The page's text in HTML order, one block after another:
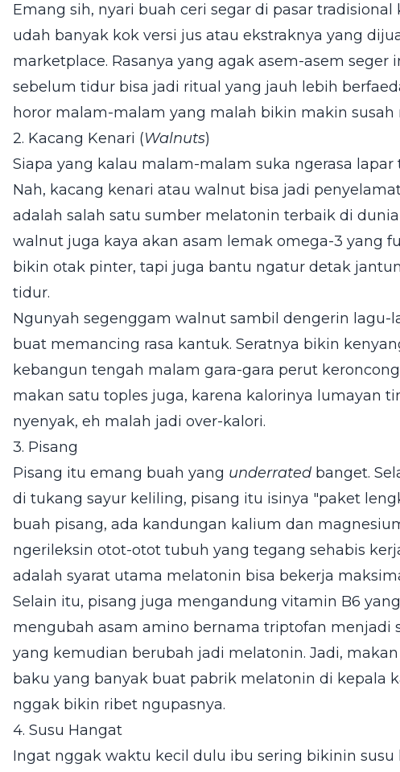
Emang sih, nyari buah ceri segar di pasar tradisional
udah banyak kok versi jus atau ekstraknya yang
marketplace. Rasanya yang agak asem-asem
sebelum tidur bisa jadi ritual yang jauh lebih
horor malam-malam yang malah bikin makin susah
2. Kacang Kenari (Walnuts)
Siapa yang kalau malam-malam suka ngerasa
Nah, kacang kenari atau walnut bisa jadi
adalah salah satu sumber melatonin terbaik di
walnut juga kaya akan asam lemak omega-3 yang
bikin otak pinter, tapi juga bantu ngatur detak
tidur.
Ngunyah segenggam walnut sambil dengerin
buat memancing rasa kantuk. Seratnya bikin
kebangun tengah malam gara-gara perut
makan satu toples juga, karena kalorinya lumayan
nyenyak, eh malah jadi over-kalori.
3. Pisang
Pisang itu emang buah yang underrated banget.
di tukang sayur keliling, pisang itu isinya "paket
buah pisang, ada kandungan kalium dan
ngerileksin otot-otot tubuh yang tegang sehabis
adalah syarat utama melatonin bisa bekerja
Selain itu, pisang juga mengandung vitamin B6
mengubah asam amino bernama triptofan menjadi
yang kemudian berubah jadi melatonin. Jadi,
baku yang banyak buat pabrik melatonin di kepala
nggak bikin ribet ngupasnya.
4. Susu Hangat
Ingat nggak waktu kecil dulu ibu sering bikinin